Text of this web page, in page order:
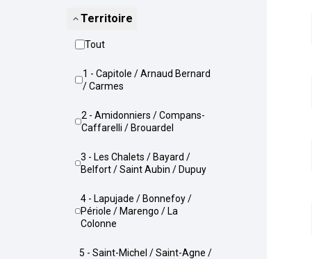
Territoire
Tout
1 - Capitole / Arnaud Bernard
/ Carmes
2 - Amidonniers / Compans-
Caffarelli / Brouardel
3 - Les Chalets / Bayard /
Belfort / Saint Aubin / Dupuy
4 - Lapujade / Bonnefoy /
Périole / Marengo / La
Colonne
5 - Saint-Michel / Saint-Agne /